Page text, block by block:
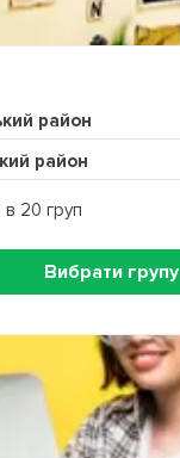
район
район
в 20 груп
Вибрати групу